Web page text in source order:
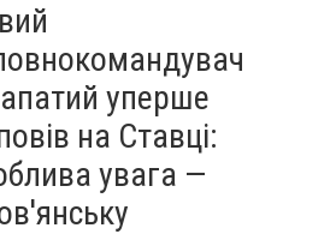
уперше
на Ставці:
увага —